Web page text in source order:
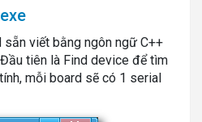
viết bằng ngôn ngữ C++
tiên là Find device để tìm
mỗi board sẽ có 1 serial